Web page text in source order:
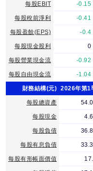
每股EBIT -0.15
每股稅前淨利 -0.41
每股盈餘(EPS) -0.4
每股現金股利 0
每股營業現金流 -0.92
每股自由現金流 -1.04
財務結構(元) 2026年第1
每股總資產
每股現金
每股負債
每股有息負債
每股有形帳面價值